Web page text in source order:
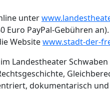
unter
Euro PayPal-Gebühren
Websitewww.stadt-der-
Landestheater
dokumentarisch